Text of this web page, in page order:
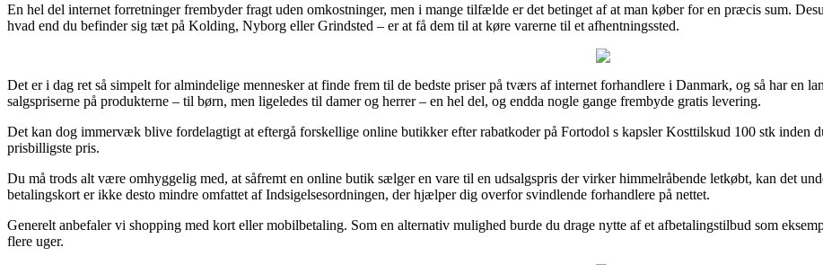
En hel del internet forretninger frembyder fragt uden omkostninger, men i mange tilfælde er det betinget af at man køber for en præcis sum.
hvad end du befinder sig tæt på Kolding, Nyborg eller Grindsted – er at få dem til at køre varerne til et afhentningssted.
Det er i dag ret så simpelt for almindelige mennesker at finde frem til de bedste priser på tværs af internet forhandlere i Danmark, og så har en
salgspriserne på produkterne – til børn, men ligeledes til damer og herrer – en hel del, og endda nogle gange frembyde gratis levering.
Det kan dog immervæk blive fordelagtigt at eftergå forskellige online butikker efter rabatkoder på Fortodol s kapsler Kosttilskud 100 stk inden
prisbilligste pris.
Du må trods alt være omhyggelig med, at såfremt en online butik sælger en vare til en udsalgspris der virker himmelråbende letkøbt, kan det
betalingskort er ikke desto mindre omfattet af Indsigelsesordningen, der hjælper dig overfor svindlende forhandlere på nettet.
Generelt anbefaler vi shopping med kort eller mobilbetaling. Som en alternativ mulighed burde du drage nytte af et afbetalingstilbud som
flere uger.